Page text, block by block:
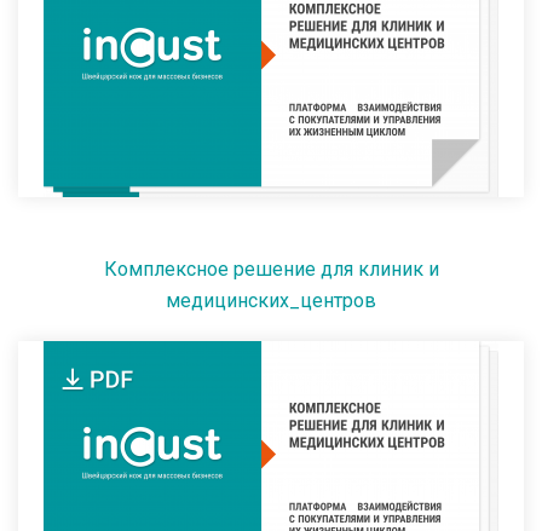
Комплексное решение для клиник и
медицинских_центров